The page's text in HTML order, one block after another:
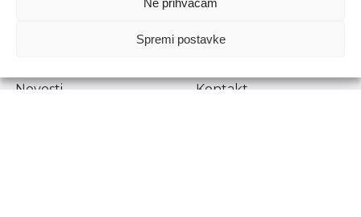
Spremi postavke
1778129
Prenošenje sadržaja dopušteno je uz navođenje izvora.
Novosti
Kontakt